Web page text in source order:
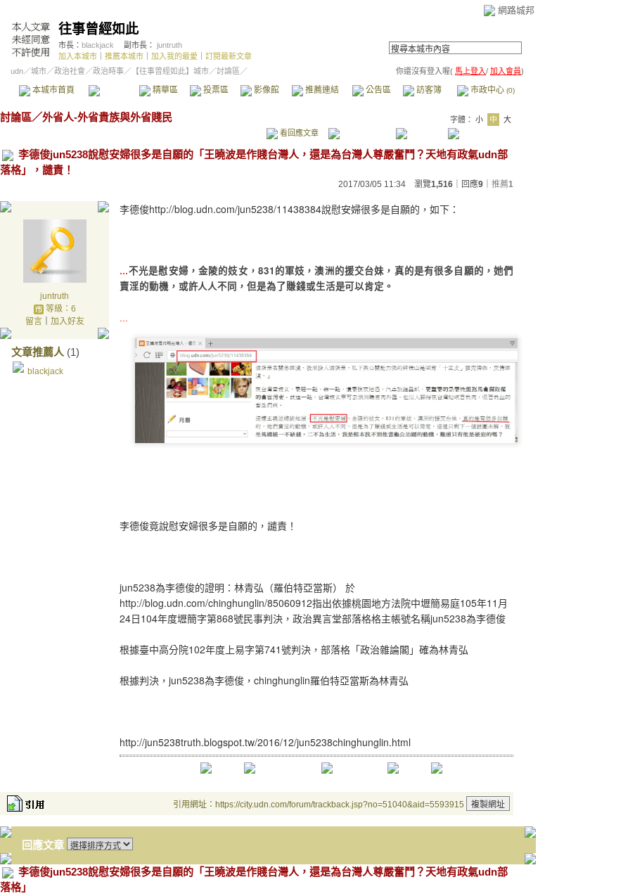
網路城邦
往事曾經如此
市長： blackjack 副市長： juntruth
加入本城市
推薦本城市 加入我的最愛
訂閱最新文章
udn／城市／政治社會 ／政治時事／ 【往事曾經如此】城市／討論區／ 你還沒有登入喔( 馬上登入/ 加入會員)
本城市首頁 精華區 投票區 影像館 推薦連結 公告區 訪客簿 市政中心 (0)
討論區／外省人-外省貴族與外省賤民 字體： 小 中
大
看回應文章
李德俊jun5238說慰安婦很多是自願的「王曉波是作賤台灣人，還是為台灣人尊嚴奮鬥？天地有政氣udn部
落格」，譴責！
2017/03/05 11:34 瀏覽1,516 ｜回應9 推薦1
juntruth
等級：6
留言｜ 加入好友
文章推薦人 (1)
blackjack
李德俊http://blog.udn.com/jun5238/11438384說慰安婦很多是自願的，如下：
…不光是慰安婦，金陵的妓女， 831 的軍妓，澳洲的援交台妹，真的是有很多自願的，她們
賣淫的動機，或許人人不同，但是為了賺錢或生活是可以肯定。
…
李德俊竟說慰安婦很多是自願的，譴責！
jun5238為李德俊的證明：林青弘（羅伯特亞當斯） 於
http://blog.udn.com/chinghunglin/85060912指出依據桃園地方法院中壢簡易庭105年11 月
24日104年度壢簡字第868號民事判決，政治異言堂部落格格主帳號名稱jun5238為李德俊
根據臺中高分院102年度上易字第741號判決，部落格「政治雜論閣」確為林青弘
根據判決， jun5238為李德俊， chinghunglin羅伯特亞當斯為林青弘
http://jun5238truth.blogspot.tw/2016/12/jun5238chinghunglin.html
引用網址：https://city.udn.com/forum/trackback.jsp?no=51040&aid=5593915
回應文章
李德俊jun5238說慰安婦很多是自願的「王曉波是作賤台灣人，還是為台灣人尊嚴奮鬥？天地有政氣udn部
落格」